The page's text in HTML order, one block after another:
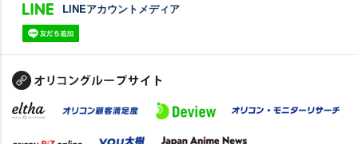
LINEアカウントメディア